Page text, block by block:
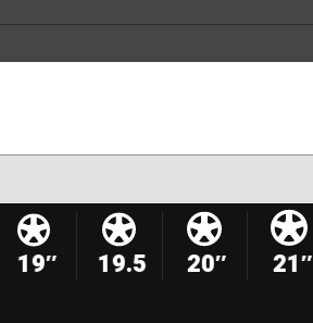
19″ 19.5 20″ 21″